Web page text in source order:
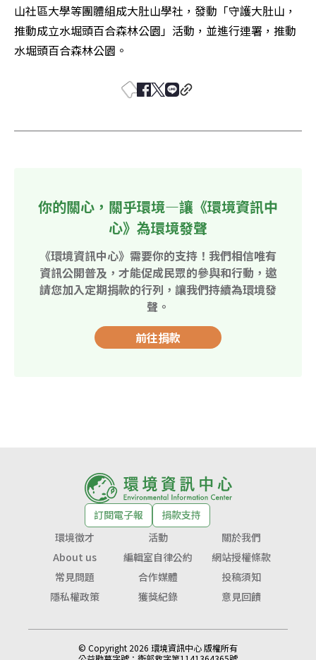
山社區大學等團體組成大肚山學社，發動「守護大肚山，
推動成立水堀頭百合森林公園」活動，並進行連署，推動
水堀頭百合森林公園。
你的關心，關乎環境—讓《環境資訊中
心》為環境發聲
《環境資訊中心》需要你的支持！我們相信唯有
資訊公開普及，才能促成民眾的參與和行動，邀
請您加入定期捐款的行列，讓我們持續為環境發
聲。
前往捐款
訂閱電子報
捐款支持
環境徵才
活動
關於我們
About us
編輯室自律公約
網站授權條款
常見問題
合作媒體
投稿須知
隱私權政策
獲獎紀錄 意見回饋
© Copyright 2026 環境資訊中心 版權所有